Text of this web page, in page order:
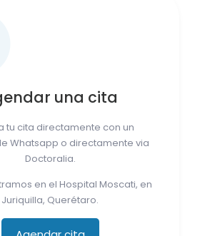
una cita
tu cita directamente con un
Whatsapp o directamente via
Doctoralia.
en el Hospital Moscati, en
Juriquilla, Querétaro.